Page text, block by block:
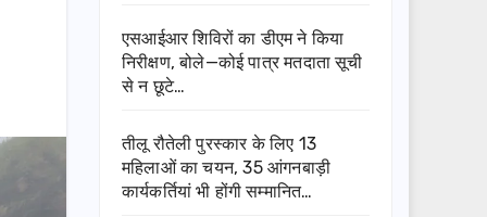
एसआईआर शिविरों का डीएम ने किया
निरीक्षण, बोले—कोई पात्र मतदाता सूची
से न छूटे…
तीलू रौतेली पुरस्कार के लिए 13
महिलाओं का चयन, 35 आंगनबाड़ी
कार्यकर्तियां भी होंगी सम्मानित…